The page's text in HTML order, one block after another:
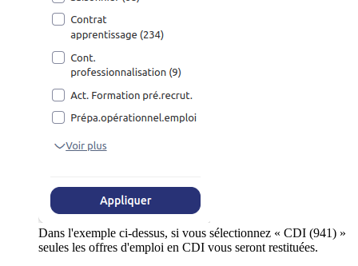
Dans l'exemple ci-dessus, si vous sélectionnez « CDI (941) »
seules les offres d'emploi en CDI vous seront restituées.